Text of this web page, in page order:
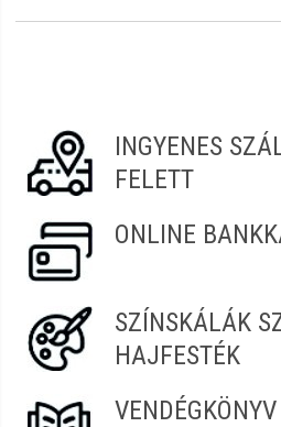
INGYENES
FELETT
ONLINE
SZÍNSKÁLÁK
HAJFESTÉK